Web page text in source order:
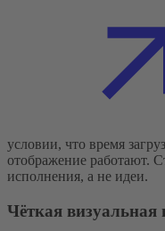
условии, что время
отображение работают.
исполнения, а не идеи.
Чёткая визуальная